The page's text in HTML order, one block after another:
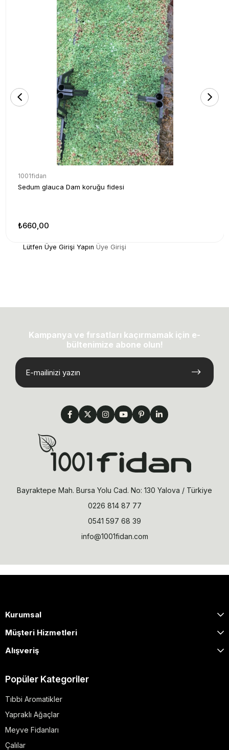
1001fidan
Sedum glauca Dam koruğu fidesi
₺660,00
Lütfen Üye Girişi Yapın Üye Girişi
Kampanya ve fırsatları kaçırmamak için e-
bültenimize abone olun!
Bayraktepe Mah. Bursa Yolu Cad. No: 130 Yalova / Türkiye
0226 814 87 77
0541 597 68 39
info@1001fidan.com
Kurumsal
Müşteri Hizmetleri
Alışveriş
Popüler Kategoriler
Tıbbi Aromatikler
Yapraklı Ağaçlar
Meyve Fidanları
Çalılar